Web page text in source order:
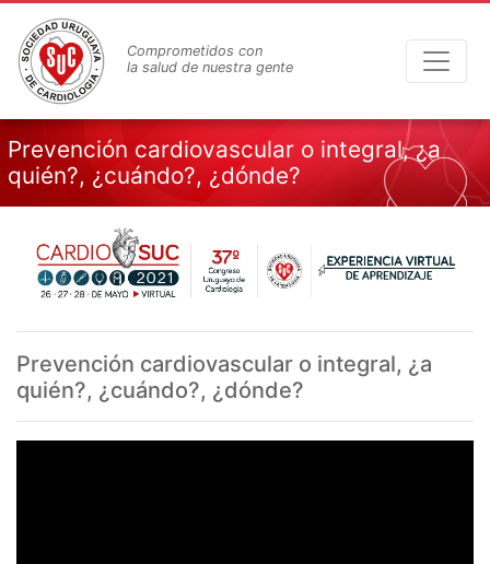
contenido
principal
Comprometidos con
la salud de nuestra gente
Prevención cardiovascular o integral, ¿a
quién?, ¿cuándo?, ¿dónde?
Prevención cardiovascular o integral, ¿a
quién?, ¿cuándo?, ¿dónde?